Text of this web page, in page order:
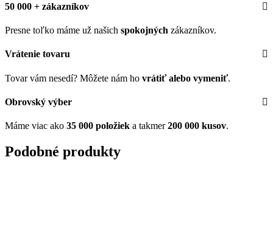
50 000 + zákazníkov
Presne toľko máme už našich spokojných zákazníkov.
Vrátenie tovaru
Tovar vám nesedí? Môžete nám ho vrátiť alebo vymeniť.
Obrovský výber
Máme viac ako 35 000 položiek a takmer200 000 kusov.
Podobné produkty